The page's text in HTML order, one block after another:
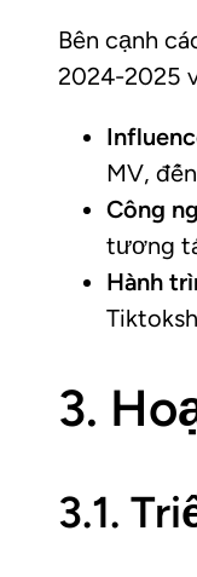
Bên cạnh
2024-2025
MV,
Công
tương
Hành
3.
3.1.